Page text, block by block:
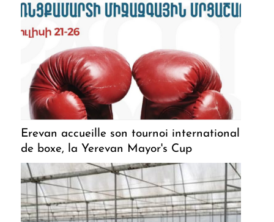
Erevan accueille son tournoi international
de boxe, la Yerevan Mayor's Cup